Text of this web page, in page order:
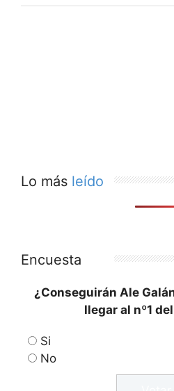
Lo más leído
Encuesta
¿Conseguirán Ale
llegar al nº1
Si
No